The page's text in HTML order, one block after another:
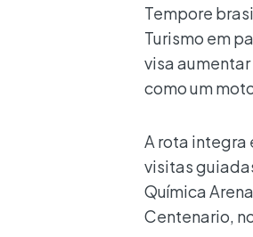
Tempore
Turismo em
visa
como um
A rota integra
visitas
Química
Centenario,